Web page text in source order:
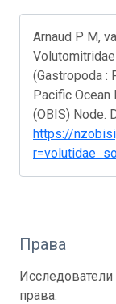
Arnaud P M,
(Gastropoda :
Pacific
(OBIS) Node.
https://
Права
права: